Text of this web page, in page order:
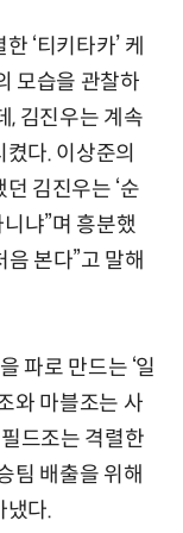
‘티키타카’ 케
모습을 관찰하
, 김진우는 계속
다. 이상준의
김진우는 ‘순
냐”며 흥분했
본다”고 말해
파로 만드는 ‘일
와 마블조는 사
드조는 격렬한
팀 배출을 위해
냈다.